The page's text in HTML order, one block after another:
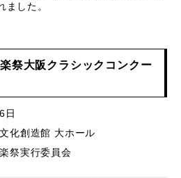
ました。
祭大阪クラシックコンクー
日
化創造館 大ホール
祭実行委員会